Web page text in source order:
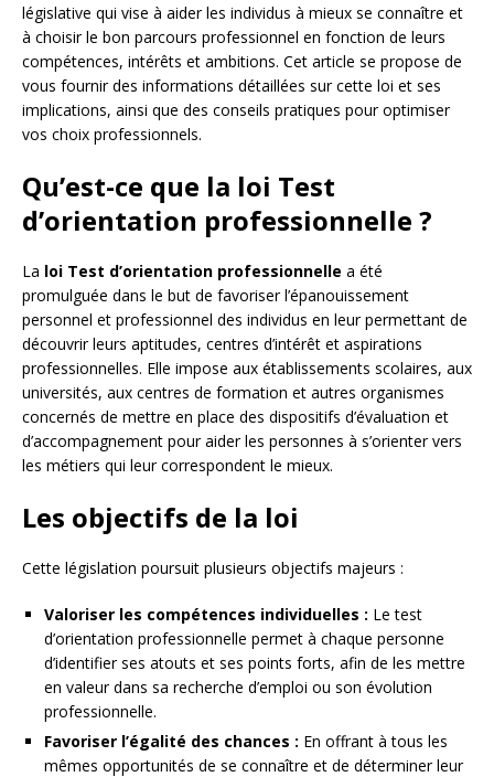
législative qui vise à aider les individus à mieux se connaître et
à choisir le bon parcours professionnel en fonction de leurs
compétences, intérêts et ambitions. Cet article se propose de
vous fournir des informations détaillées sur cette loi et ses
implications, ainsi que des conseils pratiques pour optimiser
vos choix professionnels.
Qu’est-ce que la loi Test
d’orientation professionnelle ?
La loi Test d’orientation professionnelle a été
promulguée dans le but de favoriser l’épanouissement
personnel et professionnel des individus en leur permettant de
découvrir leurs aptitudes, centres d’intérêt et aspirations
professionnelles. Elle impose aux établissements scolaires, aux
universités, aux centres de formation et autres organismes
concernés de mettre en place des dispositifs d’évaluation et
d’accompagnement pour aider les personnes à s’orienter vers
les métiers qui leur correspondent le mieux.
Les objectifs de la loi
Cette législation poursuit plusieurs objectifs majeurs :
Valoriser les compétences individuelles : Le test
d’orientation professionnelle permet à chaque personne
d’identifier ses atouts et ses points forts, afin de les mettre
en valeur dans sa recherche d’emploi ou son évolution
professionnelle.
Favoriser l’égalité des chances : En offrant à tous les
mêmes opportunités de se connaître et de déterminer leur